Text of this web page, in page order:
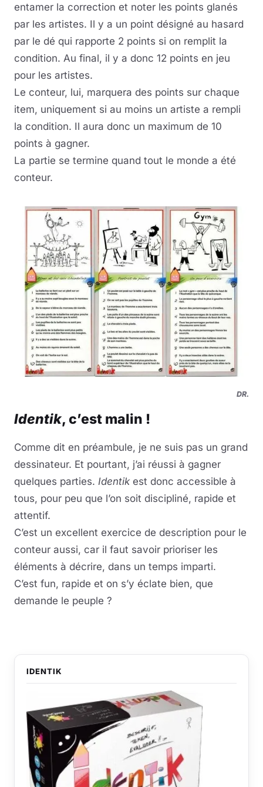
entamer la correction et noter les points glanés
par les artistes. Il y a un point désigné au hasard
par le dé qui rapporte 2 points si on remplit la
condition. Au final, il y a donc 12 points en jeu
pour les artistes.
Le conteur, lui, marquera des points sur chaque
item, uniquement si au moins un artiste a rempli
la condition. Il aura donc un maximum de 10
points à gagner.
La partie se termine quand tout le monde a été
conteur.
DR.
Identik, c’est malin !
Comme dit en préambule, je ne suis pas un grand
dessinateur. Et pourtant, j’ai réussi à gagner
quelques parties. Identik est donc accessible à
tous, pour peu que l’on soit discipliné, rapide et
attentif.
C’est un excellent exercice de description pour le
conteur aussi, car il faut savoir prioriser les
éléments à décrire, dans un temps imparti.
C’est fun, rapide et on s’y éclate bien, que
demande le peuple ?
IDENTIK